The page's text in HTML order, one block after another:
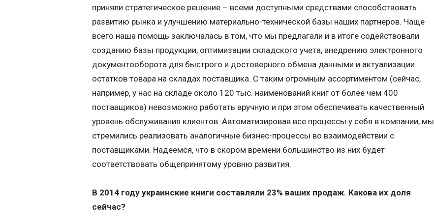
приняли стратегическое решение – всеми доступными средствами способствовать
развитию рынка и улучшению материально-технической базы наших партнеров. Чаще
всего наша помощь заключалась в том, что мы предлагали и в итоге содействовали
созданию базы продукции, оптимизации складского учета, внедрению электронного
документооборота для быстрого и достоверного обмена данными и актуализации
остатков товара на складах поставщика. С таким огромным ассортиментом (сейчас,
например, у нас на складе около 120 тыс. наименований книг от более чем 400
поставщиков) невозможно работать вручную и при этом обеспечивать качественный
уровень обслуживания клиентов. Автоматизировав все процессы у себя в компании, мы
стремились реализовать аналогичные бизнес-процессы во взаимодействии с
поставщиками. Надеемся, что в скором времени большинство из них будет
соответствовать общепринятому уровню развития.
В 2014 году украинские книги составляли 23% ваших продаж. Какова их доля
сейчас?